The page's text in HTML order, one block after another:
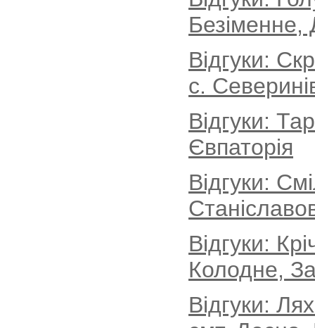
Безіменне,
Відгуки:
с.
Відгуки:
Євпаторія
Відгуки:
Відгуки:
Колодне,
Відгуки: